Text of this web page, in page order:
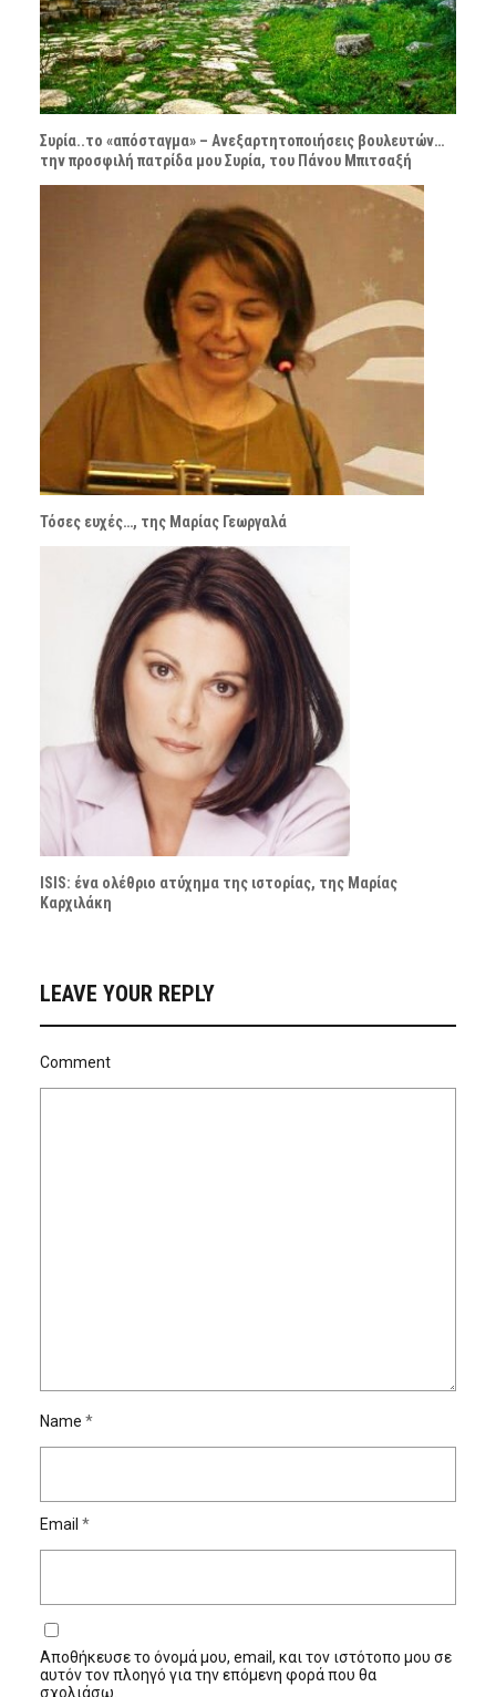
Συρία..το «απόσταγμα» – Ανεξαρτητοποιήσεις βουλευτών…
την προσφιλή πατρίδα μου Συρία, του Πάνου Μπιτσαξή
Τόσες ευχές…, της Μαρίας Γεωργαλά
ISIS: ένα ολέθριο ατύχημα της ιστορίας, της Μαρίας
Καρχιλάκη
LEAVE YOUR REPLY
Comment
Name *
Email *
Αποθήκευσε το όνομά μου, email, και τον ιστότοπο μου σε
αυτόν τον πλοηγό για την επόμενη φορά που θα
σχολιάσω.